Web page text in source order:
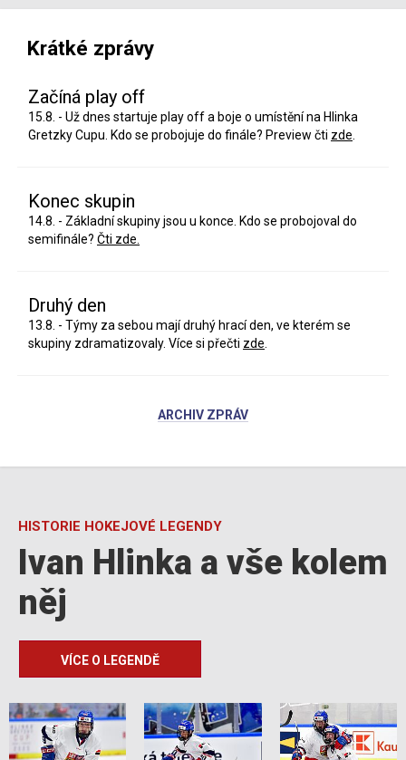
Krátké zprávy
Začíná play off
15.8. - Už dnes startuje play off a boje o umístění na Hlinka
Gretzky Cupu. Kdo se probojuje do finále? Preview čti zde
Konec skupin
14.8. - Základní skupiny jsou u konce. Kdo se probojoval do
semifinále? Čti zde.
Druhý den
13.8. - Týmy za sebou mají druhý hrací den, ve kterém se
skupiny zdramatizovaly. Více si přečti zde
ARCHIV ZPRÁV
HISTORIE HOKEJOVÉ LEGENDY
Ivan Hlinka a vše kolem
něj
VÍCE O LEGENDĚ